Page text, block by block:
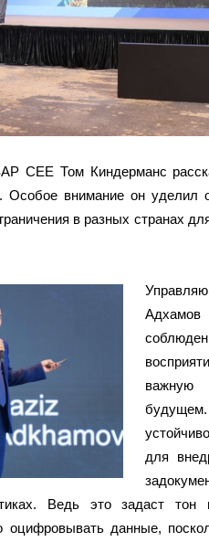
CEE Том Киндерманс
Особое внимание он
в разных странах
важную
будущем.
для
Ведь это задаст тон
оцифровывать данные,